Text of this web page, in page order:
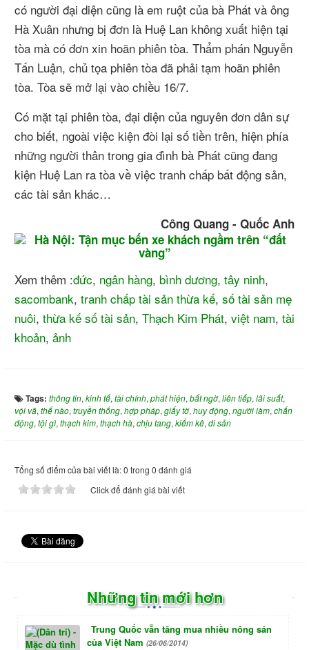
có người đại diện cũng là em ruột của bà Phát và ông
Hà Xuân nhưng bị đơn là Huệ Lan không xuất hiện tại
tòa mà có đơn xin hoãn phiên tòa. Thẩm phán Nguyễn
Tấn Luận, chủ tọa phiên tòa đã phải tạm hoãn phiên
tòa. Tòa sẽ mở lại vào chiều 16/7.
Có mặt tại phiên tòa, đại diện của nguyên đơn dân sự
cho biết, ngoài việc kiện đòi lại số tiền trên, hiện phía
những người thân trong gia đình bà Phát cũng đang
kiện Huệ Lan ra tòa về việc tranh chấp bất động sản,
các tài sản khác…
Công Quang - Quốc Anh
Xem thêm :đức, ngân hàng, bình dương, tây ninh,
sacombank, tranh chấp tài sản thừa kế, số tài sản mẹ
nuôi, thừa kế số tài sản, Thạch Kim Phát, việt nam, tài
khoản, ảnh
Tags: thông tin, kinh tế, tài chính, phát hiện, bất ngờ, liên tiếp, lãi suất,
vội vã, thế nào, truyền thống, hợp pháp, giấy tờ, huy động, người làm, chấn
động, tội gì, thạch kim, thạch hà, chịu tang, kiểm kê, di sản
Tổng số điểm của bài viết là: 0 trong 0 đánh giá
Click để đánh giá bài viết
Những tin mới hơn
Trung Quốc vẫn tăng mua nhiều nông sản
của Việt Nam (26/06/2014)